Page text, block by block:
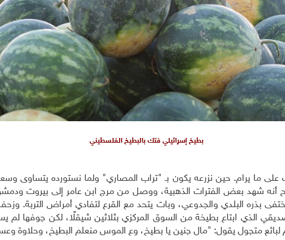
بطيخ إسرائيلي فتك بالبطيخ الفلسطيني
ما يرام. حين نزرعه يكون بـ "تراب المصاري" ولما نستورده يتساوى وسعر
شهد بعض الفترات الذهبية، ووصل من مرج ابن عامر إلى بيروت ودمشق
بذره البلدي والجدوعي، وبات يتحد مع القرع لتفادي أمراض التربة.
الذي ابتاع بطيخة من السوق المركزي بثلاثين شيقلًا، لكن جوفها
لبائع متجول يقول: "مال جنين يا بطيخ، وع الموس منعلم البطيخ، وحلاوة